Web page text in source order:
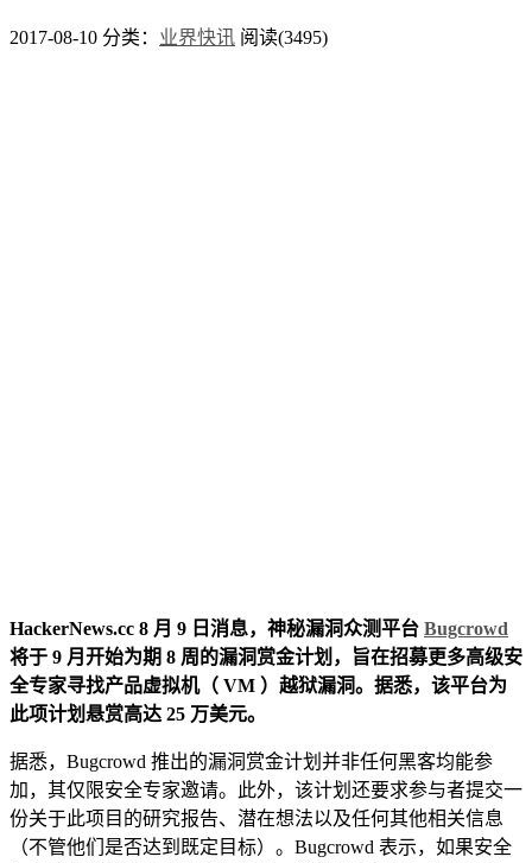
2017-08-10 分类： 业界快讯 阅读(3495)
HackerNews.cc 8 月 9 日消息，神秘漏洞众测平台 Bugcrowd
将于 9 月开始为期 8 周的漏洞赏金计划，旨在招募更多高级安
全专家寻找产品虚拟机（ VM ）越狱漏洞。据悉，该平台为
此项计划悬赏高达 25 万美元。
据悉，Bugcrowd 推出的漏洞赏金计划并非任何黑客均能参
加，其仅限安全专家邀请。此外，该计划还要求参与者提交一
份关于此项目的研究报告、潜在想法以及任何其他相关信息
（不管他们是否达到既定目标）。Bugcrowd 表示，如果安全